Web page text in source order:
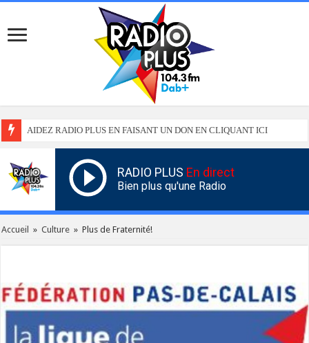
AIDEZ RADIO PLUS EN FAISANT UN DON EN CLIQUANT ICI
RADIO PLUS En direct
Bien plus qu'une Radio
Accueil » Culture » Plus de Fraternité!